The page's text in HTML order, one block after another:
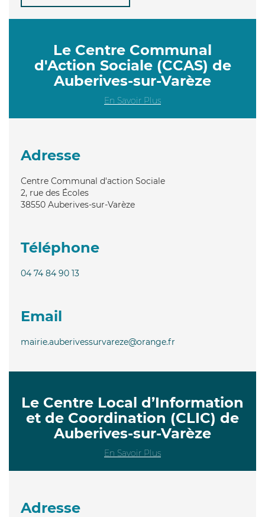
Le Centre Communal
d'Action Sociale (CCAS) de
Auberives-sur-Varèze
En Savoir Plus
Adresse
Centre Communal d'action Sociale
2, rue des Écoles
38550 Auberives-sur-Varèze
Téléphone
04 74 84 90 13
Email
mairie.auberivessurvareze@orange.fr
Le Centre Local d’Information
et de Coordination (CLIC) de
Auberives-sur-Varèze
En Savoir Plus
Adresse